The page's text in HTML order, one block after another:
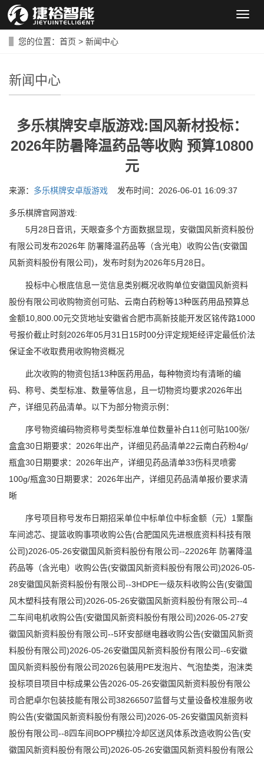
导
您的位置： 首页 > 新闻中心
新闻中心
多乐棋牌安卓版游戏:国风新材投标：
2026年防暑降温药品等收购 预算10800
元
来源： 多乐棋牌安卓版游戏 发布时间：2026-06-01 16:09:37
多乐棋牌官网游戏:
5月28日音讯，天眼查多个方面数据显现，安徽国风新资料股份
有限公司发布2026年 防署降温药品等（含光电）收购公告(安徽国
风新资料股份有限公司)，发布时刻为2026年5月28日。
投标中心根底信息一览信息类别概况收购单位安徽国风新资料
股份有限公司收购物资创可贴、云南白药粉等13种医药用品预算总
金额10,800.00元交货地址安徽省合肥市高新技能开发区铭传路1000
号报价截止时刻2026年05月31日15时00分评定规矩经评定最低价法
保证金不收取费用收购物资概况
此次收购的物资包括13种医药用品，每种物资均有清晰的编
码、称号、类型标准、数量等信息，且一切物资均要求2026年出
产，详细见药品清单。以下为部分物资示例：
序号物资编码物资称号类型标准单位数量补白11创可贴100张/
盒盒30日期要求：2026年出产，详细见药品清单22云南白药粉4g/
瓶盒30日期要求：2026年出产，详细见药品清单33伤科灵喷雾
100g/瓶盒30日期要求：2026年出产，详细见药品清单报价要求清
晰
序号项目称号发布日期招采单位中标单位中标金额（元）1聚酯
车间滤芯、提篮收购事项收购公告(合肥国风先进根底资料科技有限
公司)2026-05-26安徽国风新资料股份有限公司--22026年 防署降温
药品等（含光电）收购公告(安徽国风新资料股份有限公司)2026-05-
28安徽国风新资料股份有限公司--3HDPE一级灰料收购公告(安徽国
风木塑科技有限公司)2026-05-26安徽国风新资料股份有限公司--4
二车间电机收购公告(安徽国风新资料股份有限公司)2026-05-27安
徽国风新资料股份有限公司--5环安部继电器收购公告(安徽国风新资
料股份有限公司)2026-05-26安徽国风新资料股份有限公司--6安徽
国风新资料股份有限公司2026包装用PE发泡片、气泡垫类，泡沫类
投标项目项目中标成果公告2026-05-26安徽国风新资料股份有限公
司合肥卓尔包装技能有限公司38266507监督与丈量设备校准服务收
购公告(安徽国风新资料股份有限公司)2026-05-26安徽国风新资料
股份有限公司--8四车间BOPP横拉冷却区送风体系改造收购公告(安
徽国风新资料股份有限公司)2026-05-26安徽国风新资料股份有限公